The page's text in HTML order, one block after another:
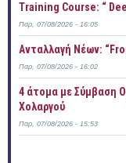
Training Course: “
Παρ, 07/08/2026 - 16:05
Ανταλλαγή Νέων:
Παρ, 07/08/2026 - 16:02
4 άτομα με Σύμβαση
Χολαργού
Παρ, 07/08/2026 - 15:53